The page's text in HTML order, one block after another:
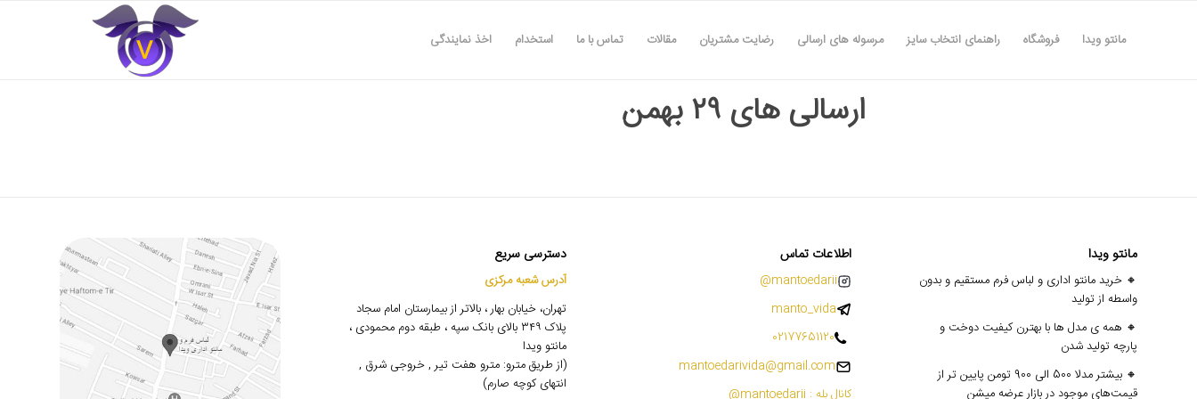
مانتو ویدا فروشگاه راهنمای انتخاب سایز مرسوله های ارسالی رضایت مشتریان مقالات تماس با ما استخدام اخذ نمایندگی
ارسالی های ۲۹ بهمن
مانتو ویدا
🔸 خرید مانتو اداری و لباس فرم مستقیم و بدون
واسطه از تولید
🔸 همه ی مدل ها با بهترن کیفیت دوخت و
پارچه تولید شدن
🔸 بیشتر مدلا 500 الی 900 تومن پایین تر از
قیمت‌های موجود در بازار عرضه میشن
اطلاعات تماس
mantoedarii@
manto_vida
02177651120
mantoedarivida@gmail.com
کانال بله : mantoedarii@
دسترسی سریع
آدرس شعبه مرکزی
تهران، خیابان بهار ، بالاتر از بیمارستان امام سجاد
پلاک ۳۴۹ بالای بانک سپه ، طبقه دوم محمودی ،
مانتو ویدا
(از طریق مترو: مترو هفت تیر , خروجی شرق ,
انتهای کوچه صارم)